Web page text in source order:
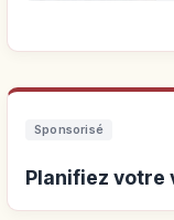
Sponsorisé
Planifiez votre